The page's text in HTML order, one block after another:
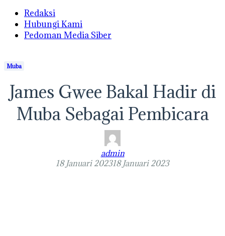
Redaksi
Hubungi Kami
Pedoman Media Siber
Muba
James Gwee Bakal Hadir di
Muba Sebagai Pembicara
admin
18 Januari 202318 Januari 2023